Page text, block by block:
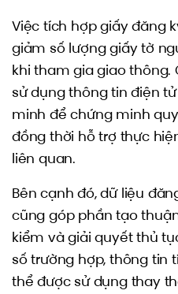
Việc tích hợp giấy đăng
giảm số lượng giấy tờ
khi tham gia giao thông.
sử dụng thông tin điện
minh để chứng minh
đồng thời hỗ trợ thực
liên quan.
Bên cạnh đó, dữ liệu
cũng góp phần tạo
kiểm và giải quyết thủ
số trường hợp, thông tin
thể được sử dụng thay